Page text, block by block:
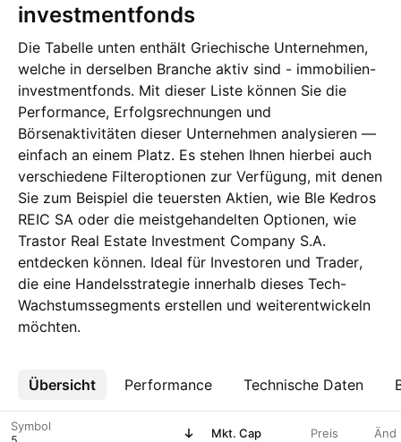
investmentfonds
Die Tabelle unten enthält Griechische Unternehmen,
welche in derselben Branche aktiv sind - immobilien-
investmentfonds. Mit dieser Liste können Sie die
Performance, Erfolgsrechnungen und
Börsenaktivitäten dieser Unternehmen analysieren —
einfach an einem Platz. Es stehen Ihnen hierbei auch
verschiedene Filteroptionen zur Verfügung, mit denen
Sie zum Beispiel die teuersten Aktien, wie Ble Kedros
REIC SA oder die meistgehandelten Optionen, wie
Trastor Real Estate Investment Company S.A.
entdecken können. Ideal für Investoren und Trader,
die eine Handelsstrategie innerhalb dieses Tech-
Wachstumssegments erstellen und weiterentwickeln
möchten.
Übersicht Performance Technische Daten
Mehr
Symbol Mkt. Cap Preis Änd